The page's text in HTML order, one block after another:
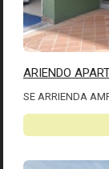
ARIENDO
SE ARRIENDA